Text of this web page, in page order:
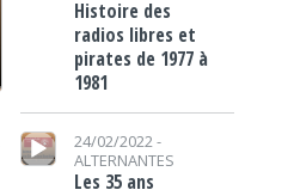
Histoire des
radios libres et
pirates de 1977 à
1981
Lecteur audio
24/02/2022 -
ALTERNANTES
Les 35 ans